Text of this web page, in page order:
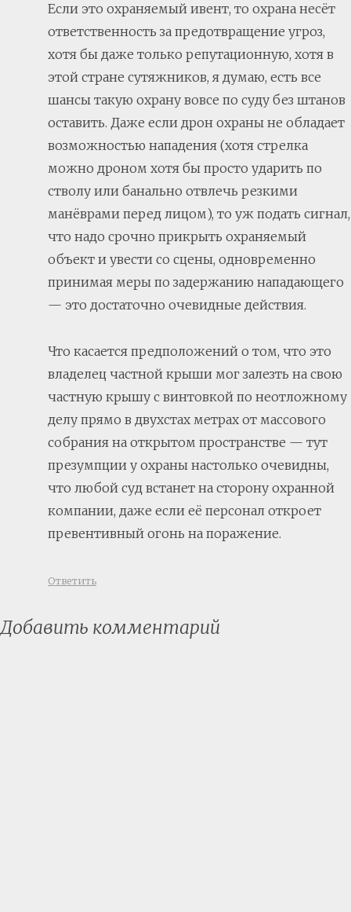
Если это охраняемый ивент, то охрана несёт
ответственность за предотвращение угроз,
хотя бы даже только репутационную, хотя в
этой стране сутяжников, я думаю, есть все
шансы такую охрану вовсе по суду без штанов
оставить. Даже если дрон охраны не обладает
возможностью нападения (хотя стрелка
можно дроном хотя бы просто ударить по
стволу или банально отвлечь резкими
манёврами перед лицом), то уж подать сигнал,
что надо срочно прикрыть охраняемый
объект и увести со сцены, одновременно
принимая меры по задержанию нападающего
— это достаточно очевидные действия.
Что касается предположений о том, что это
владелец частной крыши мог залезть на свою
частную крышу с винтовкой по неотложному
делу прямо в двухстах метрах от массового
собрания на открытом пространстве — тут
презумпции у охраны настолько очевидны,
что любой суд встанет на сторону охранной
компании, даже если её персонал откроет
превентивный огонь на поражение.
Ответить
Добавить комментарий